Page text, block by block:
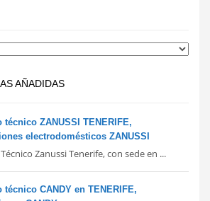
AÑADIDAS
técnico ZANUSSI TENERIFE,
electrodomésticos ZANUSSI
Zanussi Tenerife, con sede en ...
técnico CANDY en TENERIFE,